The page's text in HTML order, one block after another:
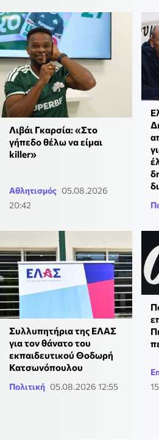
Λιβάι Γκαρσία: «Στο
γήπεδο θέλω να είμαι
killer»
Αθλητισμός 05.08.2026
20:42
Συλλυπητήρια της ΕΛΑΣ
για τον θάνατο του
εκπαιδευτικού Θοδωρή
Κατσωνόπουλου
Πολιτική 05.08.2026 12:55